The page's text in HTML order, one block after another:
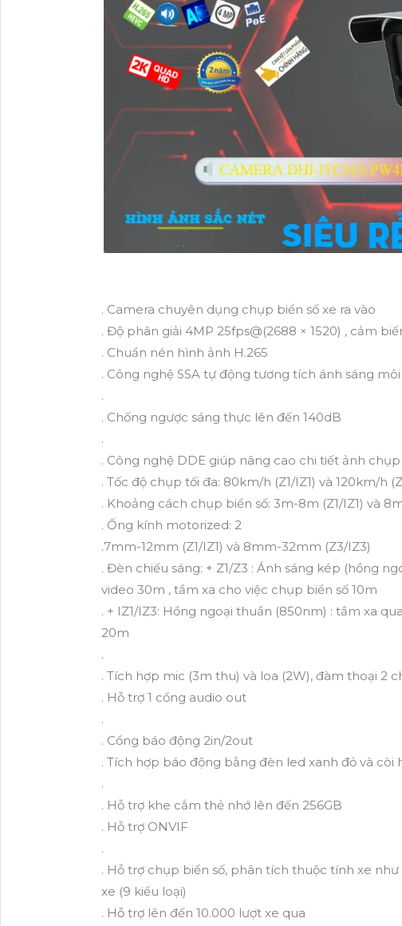
. Camera chuyên dụng chụp biển số xe ra vào
. Độ phân giải 4MP 25fps@(2688 × 1520) , cảm
. Chuẩn nén hình ảnh H.265
. Công nghệ SSA tự động tương tích ánh sáng
.
. Chống ngược sáng thực lên đến 140dB
.
. Công nghệ DDE giúp nâng cao chi tiết ảnh
. Tốc độ chụp tối đa: 80km/h (Z1/IZ1) và 120km/h
. Khoảng cách chụp biển số: 3m-8m (Z1/IZ1) và
. Ống kính motorized: 2
.7mm-12mm (Z1/IZ1) và 8mm-32mm (Z3/IZ3)
. Đèn chiếu sáng: + Z1/Z3 : Ánh sáng kép (hồng
video 30m , tầm xa cho việc chụp biển số 10m
. + IZ1/IZ3: Hồng ngoại thuần (850nm) : tầm xa
20m
.
. Tích hợp mic (3m thu) và loa (2W), đàm thoại 2
. Hỗ trợ 1 cổng audio out
.
. Cổng báo động 2in/2out
. Tích hợp báo động bằng đèn led xanh đỏ và
.
. Hỗ trợ khe cắm thẻ nhớ lên đến 256GB
. Hỗ trợ ONVIF
.
. Hỗ trợ chụp biển số, phân tích thuộc tính xe như
xe (9 kiểu loại)
. Hỗ trợ lên đến 10.000 lượt xe qua